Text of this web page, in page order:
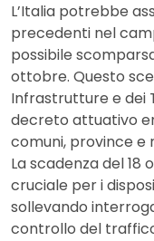
L’Italia potrebbe
precedenti nel
possibile
ottobre. Questo
Infrastrutture e dei
decreto attuativo
comuni, province e
La scadenza del
cruciale per i
sollevando
controllo del